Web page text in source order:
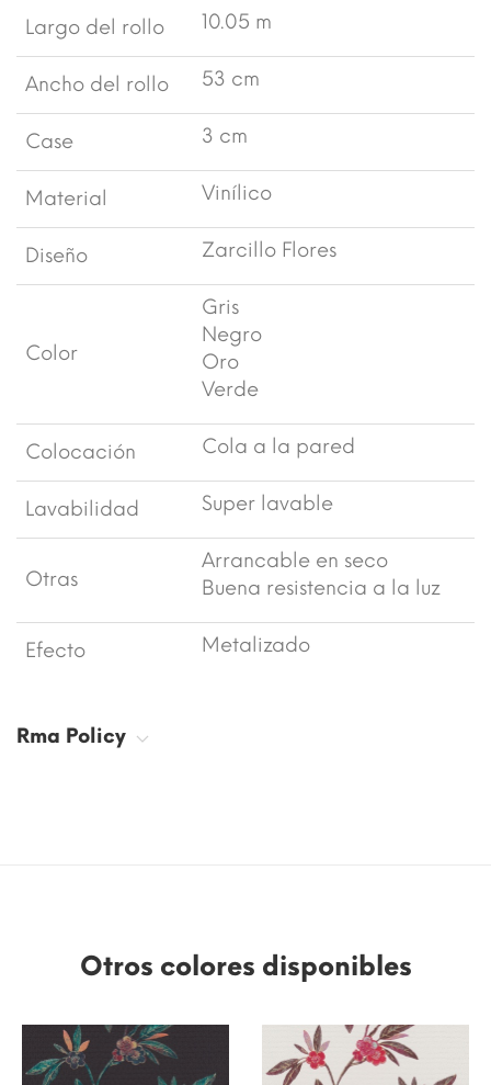
Largo del rollo 10.05 m
Ancho del rollo 53 cm
Case 3 cm
Material Vinílico
Diseño Zarcillo Flores
Color
Gris
Negro
Oro
Verde
Colocación Cola a la pared
Lavabilidad Super lavable
Otras
Arrancable en seco
Buena resistencia a la luz
Efecto Metalizado
Rma Policy
Otros colores disponibles